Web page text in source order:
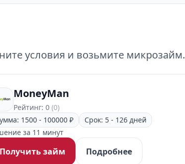
условия и возьмите микрозайм.
MoneyMan
Рейтинг: 0 (0)
1500 - 100000 ₽
Срок: 5 - 126 дней
за 11 минут
Получить займ Подробнее